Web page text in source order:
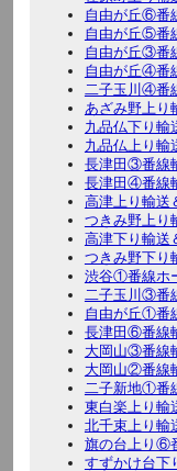
自由が丘⑥番
自由が丘⑤番
自由が丘③番
自由が丘④番
二子玉川④番
あざみ野上り
九品仏下り輸
九品仏上り輸
長津田③番線
長津田④番線
高津上り輸送
つきみ野上り
高津下り輸送
つきみ野下り
渋谷①番線ホ
二子玉川③番
自由が丘①番
長津田⑥番線
大岡山③番線
大岡山②番線
二子新地①番
東白楽上り輸
北千束上り輸
旗の台上り⑥
すずかけ台下